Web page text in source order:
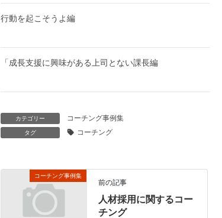
行動を起こそうよ編
「成長支援に興味がある上司とない課長編
カテゴリー コーチング事例集
タグ コーチング
コーチング事例集
前の記事
人材採用に関するコー
チング